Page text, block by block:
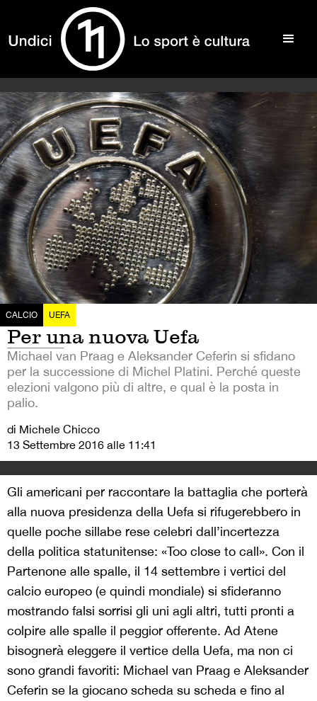
CALCIO UEFA
Per una nuova Uefa
Michael van Praag e Aleksander Ceferin si sfidano
per la successione di Michel Platini. Perché queste
elezioni valgono più di altre, e qual è la posta in
palio.
di Michele Chicco
13 Settembre 2016 alle 11:41
Gli americani per raccontare la battaglia che porterà
alla nuova presidenza della Uefa si rifugerebbero in
quelle poche sillabe rese celebri dall’incertezza
della politica statunitense: «Too close to call». Con il
Partenone alle spalle, il 14 settembre i vertici del
calcio europeo (e quindi mondiale) si sfideranno
mostrando falsi sorrisi gli uni agli altri, tutti pronti a
colpire alle spalle il peggior offerente. Ad Atene
bisognerà eleggere il vertice della Uefa, ma non ci
sono grandi favoriti: Michael van Praag e Aleksander
Ceferin se la giocano scheda su scheda e fino al